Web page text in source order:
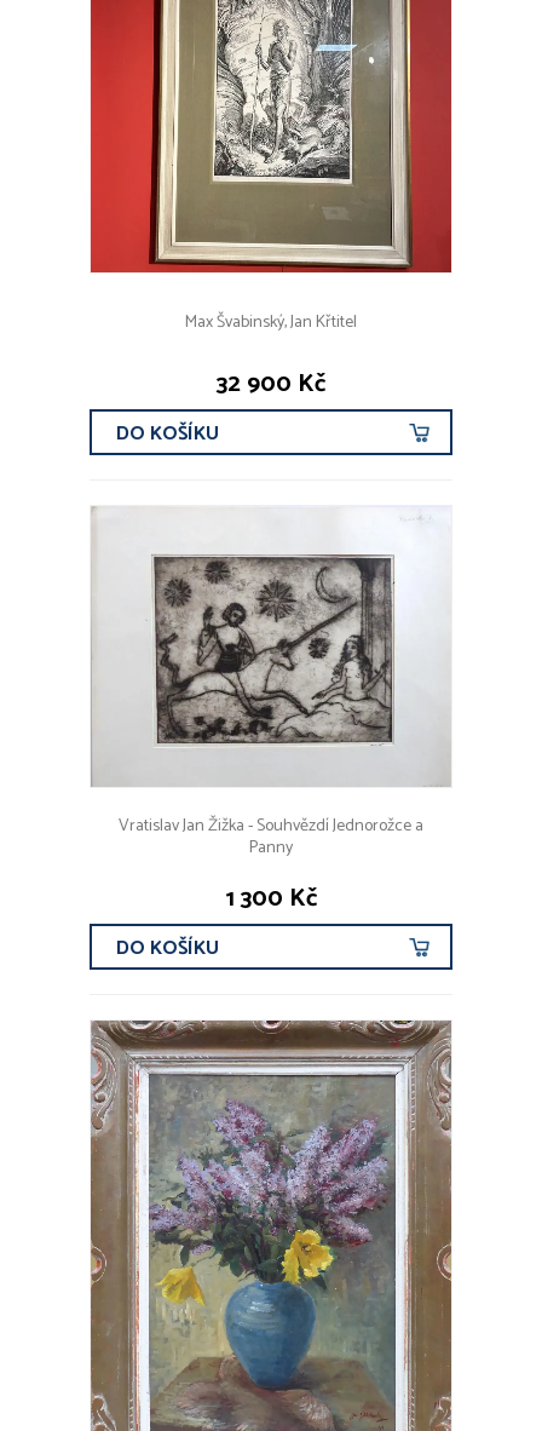
Max Švabinský, Jan Křtitel
32 900 Kč
DO KOŠÍKU
Vratislav Jan Žižka - Souhvězdí Jednorožce a
Panny
1 300 Kč
DO KOŠÍKU